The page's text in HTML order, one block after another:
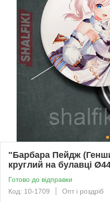
"Барбара Пейдж
круглий на булавці
Готово до відправки
Код: 10-1709
Опт і роздріб